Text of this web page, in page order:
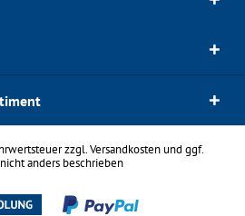
zzgl.Versandkostenund ggf.
anders beschrieben